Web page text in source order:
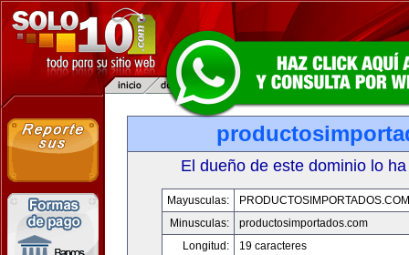
El dueño de este dominio lo
Mayusculas:
PRODUCTOSIMPORTADOS.COM
Minusculas:
productosimportados.com
Longitud:
19 caracteres